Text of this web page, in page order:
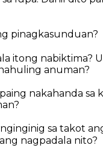
pinagkasunduan?
itong nabiktima?
anuman?
nakahanda sa
sa takot
nagpadala nito?